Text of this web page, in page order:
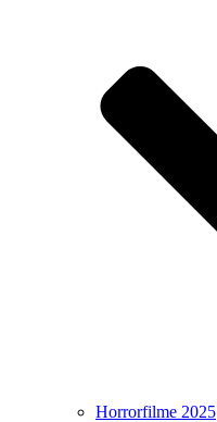
Horrorfilme 2025